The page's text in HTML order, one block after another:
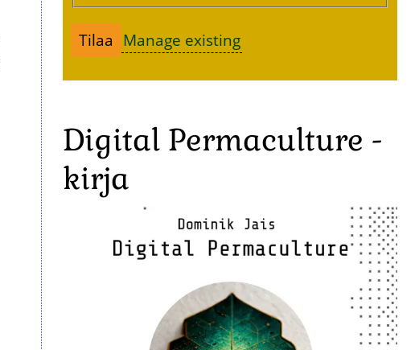
Manage existing
Digital Permaculture -
kirja